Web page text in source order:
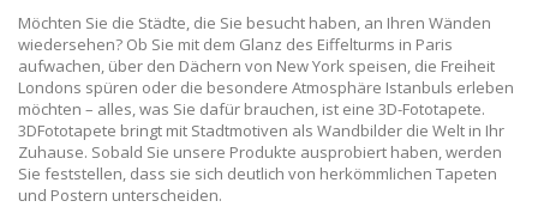
Möchten Sie die Städte, die Sie besucht haben, an Ihren Wänden
wiedersehen? Ob Sie mit dem Glanz des Eiffelturms in Paris
aufwachen, über den Dächern von New York speisen, die Freiheit
Londons spüren oder die besondere Atmosphäre Istanbuls erleben
möchten – alles, was Sie dafür brauchen, ist eine 3D-Fototapete.
3DFototapete bringt mit Stadtmotiven als Wandbilder die Welt in Ihr
Zuhause. Sobald Sie unsere Produkte ausprobiert haben, werden
Sie feststellen, dass sie sich deutlich von herkömmlichen Tapeten
und Postern unterscheiden.